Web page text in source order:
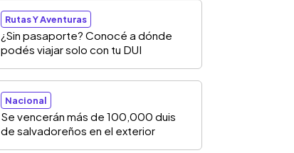
Rutas Y Aventuras
¿Sin pasaporte? Conocé a dónde
podés viajar solo con tu DUI
Nacional
Se vencerán más de 100,000 duis
de salvadoreños en el exterior